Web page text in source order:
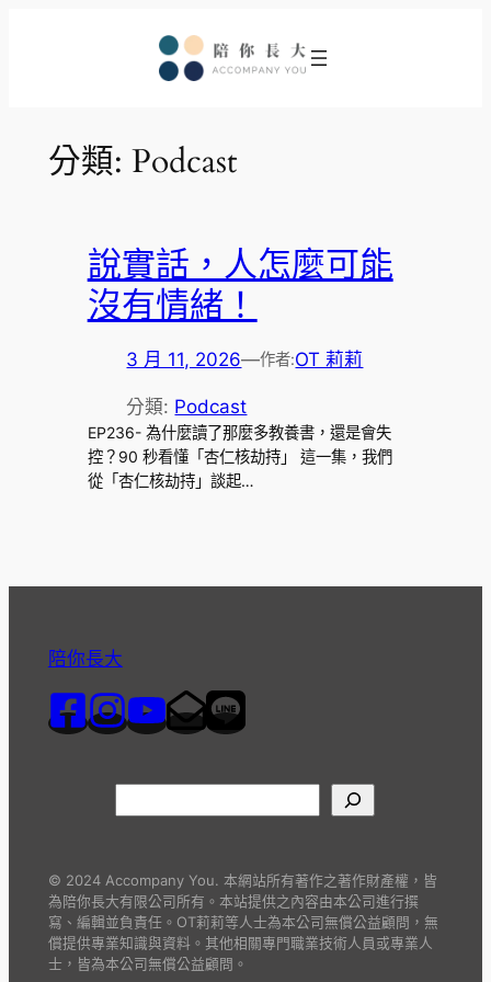
分類: Podcast
說實話，人怎麼可能
沒有情緒！
3 月 11, 2026—作者:OT 莉莉
分類: Podcast
EP236- 為什麼讀了那麼多教養書，還是會失
控？90 秒看懂「杏仁核劫持」 這一集，我們
從「杏仁核劫持」談起…
陪你長大
© 2024 Accompany You. 本網站所有著作之著作財產權，皆
為陪你長大有限公司所有。本站提供之內容由本公司進行撰
寫、編輯並負責任。OT莉莉等人士為本公司無償公益顧問，無
償提供專業知識與資料。其他相關專門職業技術人員或專業人
士，皆為本公司無償公益顧問。